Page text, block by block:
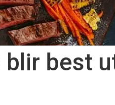
best